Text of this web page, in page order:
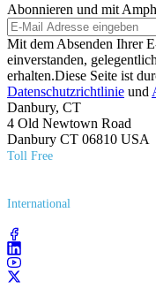
Abonnieren und mit
Mit dem Absenden Ihrer
einverstanden,
erhalten.Diese Seite ist
Datenschutzrichtlinie und
Danbury, CT
4 Old Newtown Road
Danbury CT 06810 USA
Toll Free
International